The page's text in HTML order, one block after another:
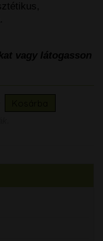
vagy látogasson